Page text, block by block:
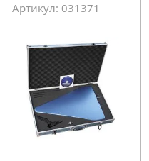
Артикул: 031371